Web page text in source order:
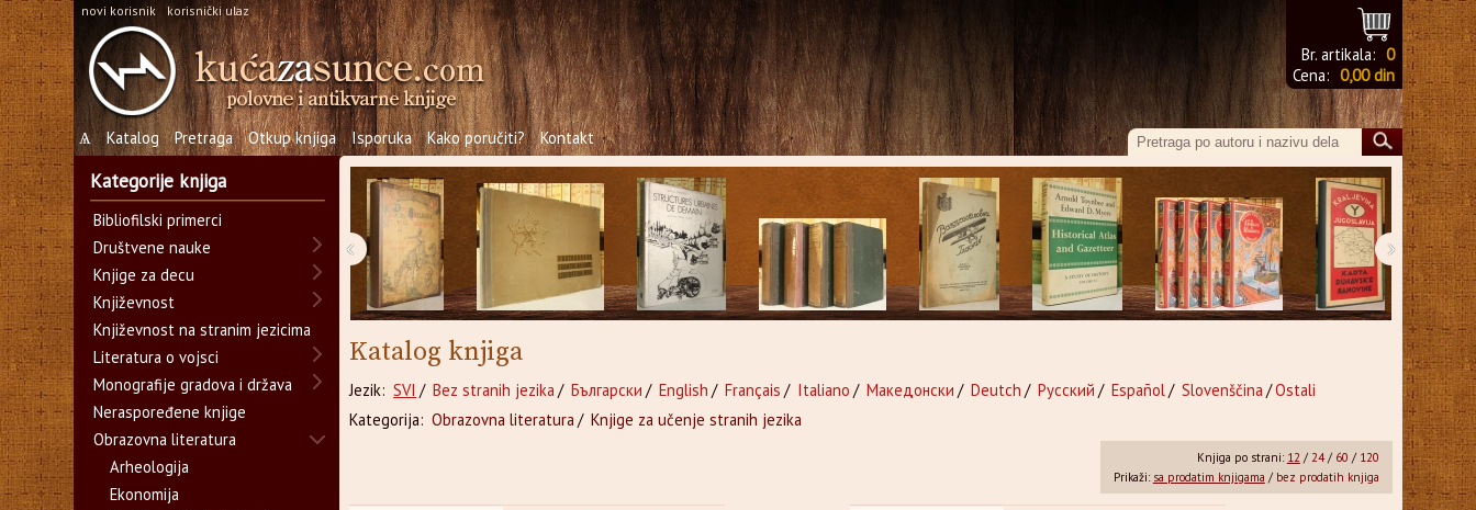
novi korisnik korisnički ulaz
Br. artikala: 0
Cena: 0,00 din
Ѧ Katalog Pretraga Otkup knjiga Isporuka Kako poručiti? Kontakt
‹ ›
Katalog knjiga
Jezik: SVI / Bez stranih jezika / Български / English / Français / Italiano / Македонски / Deutch / Русский / Español/ Slovenščina /Ostali
Kategorija: Obrazovna literatura/ Knjige za učenje stranih jezika
Knjiga po strani: 12 / 24/ 60 / 120
Prikaži: sa prodatim knjigama / bez prodatih knjiga
Kategorije knjiga
Bibliofilski primerci
Društvene nauke
Knjige za decu
Književnost
Književnost na stranim jezicima
Literatura o vojsci
Monografije gradova i država
Neraspoređene knjige
Obrazovna literatura
Arheologija
Ekonomija